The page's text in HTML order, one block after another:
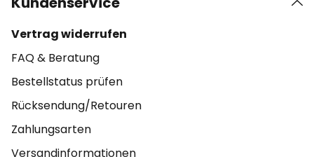
Vertrag widerrufen
FAQ & Beratung
Bestellstatus prüfen
Rücksendung/Retouren
Zahlungsarten
Versandinformationen